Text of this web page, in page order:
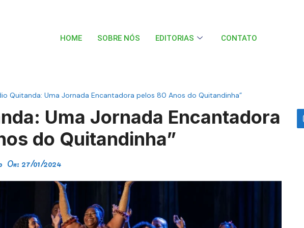
HOME SOBRE NÓS EDITORIAS CONTATO
Quitanda: Uma Jornada Encantadora pelos 80 Anos do Quitandinha”
Uma Jornada Encantadora
do Quitandinha”
On: 27/01/2024